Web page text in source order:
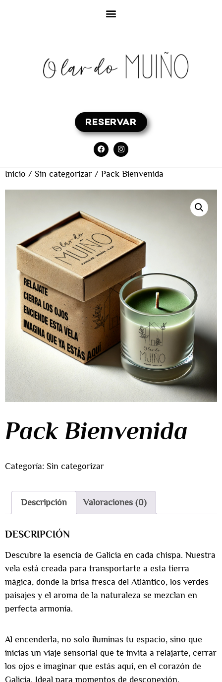
RESERVAR
Inicio / Sin categorizar / Pack Bienvenida
Pack Bienvenida
Categoría: Sin categorizar
Descripción Valoraciones (0)
DESCRIPCIÓN
Descubre la esencia de Galicia en cada chispa. Nuestra
vela está creada para transportarte a esta tierra
mágica, donde la brisa fresca del Atlántico, los verdes
paisajes y el aroma de la naturaleza se mezclan en
perfecta armonía.
Al encenderla, no solo iluminas tu espacio, sino que
inicias un viaje sensorial que te invita a relajarte, cerrar
los ojos e imaginar que estás aquí, en el corazón de
Galicia. Ideal para momentos de desconexión,